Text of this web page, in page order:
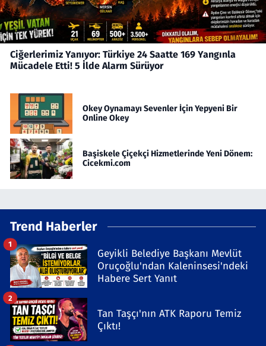
Ciğerlerimiz Yanıyor: Türkiye 24 Saatte 169 Yangınla
Mücadele Etti! 5 İlde Alarm Sürüyor
Okey Oynamayı Sevenler İçin Yepyeni Bir
Online Okey
Başiskele Çiçekçi Hizmetlerinde Yeni Dönem:
Cicekmi.com
Trend Haberler
Geyikli Belediye Başkanı Mevlüt
Oruçoğlu'ndan Kaleninsesi'ndeki
Habere Sert Yanıt
1
Tan Taşçı'nın ATK Raporu Temiz
Çıktı!
2